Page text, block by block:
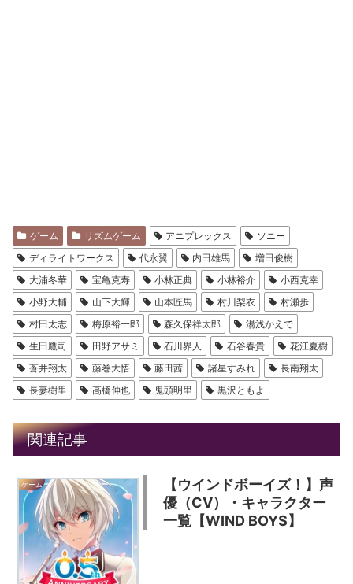
ゲーム リズムゲーム アニプレックス
ソニー
ディライトワークス
代永翼 内田雄馬
増田俊樹
大浦冬華
宝亀克寿 小林正典 小林裕介
小西克幸
小野大輔
山下大輝 山本匠馬 村川梨衣
村瀬歩
村田太志
梅原裕一郎 森久保祥太郎
湯浅かえで
生田鷹司
田野アサミ 石川界人 石谷春貴
花江夏樹
蒼井翔太
藤巻大悟 藤田茜 諸星すみれ
長南翔太
長妻樹里
高橋伸也 鬼頭明里 黒沢ともよ
関連記事
ゲーム
【ウインドボーイズ！】声
優（CV）・キャラクター
一覧【WIND BOYS】